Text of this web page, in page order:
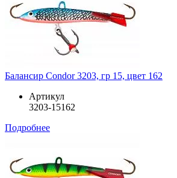
Балансир Condor 3203, гр 15, цвет 162
Артикул
3203-15162
Подробнее